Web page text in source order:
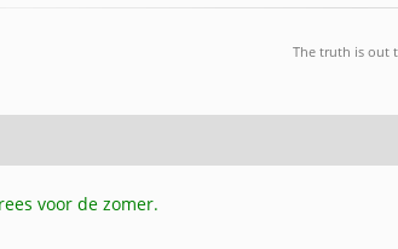
The truth is out
voor de zomer.